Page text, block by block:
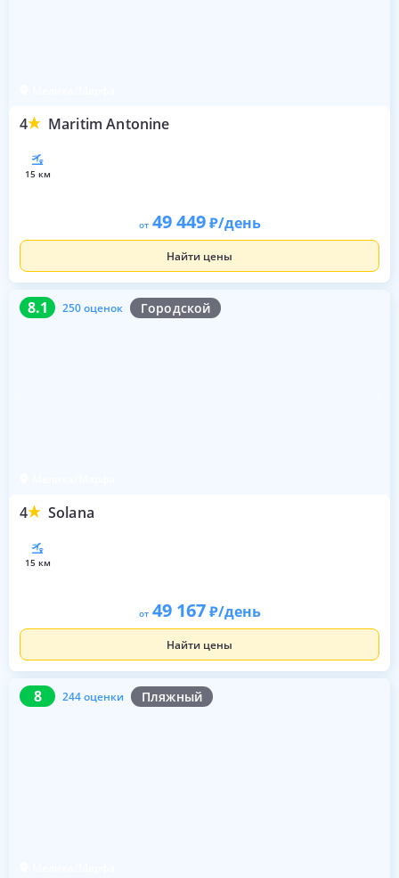
4 Maritim Antonine
15 км
от 49 449 /день
Найти цены
8.1 250 оценок Городской
4 Solana
8.1 250 оценок
15 км
от 49 167 /день
Найти цены
8 244 оценки Пляжный
8 244 оценки